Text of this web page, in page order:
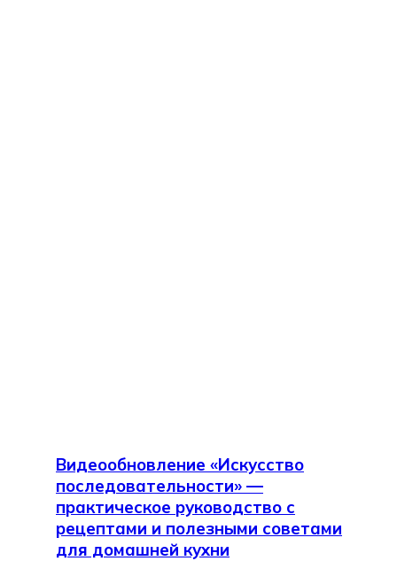
Видеообновление «Искусство
последовательности» —
практическое руководство с
рецептами и полезными советами
для домашней кухни